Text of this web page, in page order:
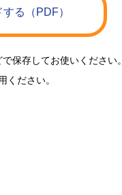
る（PDF）
保存してお使いください。
ください。